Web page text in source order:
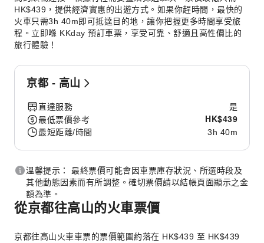
HK$439，提供經濟實惠的出遊方式。如果你趕時間，最快的
火車只需3h 40m即可抵達目的地，讓你把握更多時間享受旅
程。立即喺 KKday 預訂車票，享受可靠、舒適且高性價比的
旅行體驗！
京都 - 高山
直達服務
是
最低票價參考
HK$439
最短距離/時間 3h 40m
溫馨提示： 最終票價可能會因車票庫存狀況、所選時段及
其他動態因素而有所調整。確切票價請以結帳頁面顯示之金
額為準。
從京都往高山的火車票價
京都往高山火車車票的票價範圍約落在 HK$439 至 HK$439